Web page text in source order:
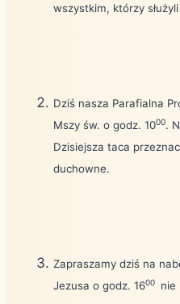
wszystkim, którzy
Dziś nasza Parafialna
Mszy św. o godz. 1000.
Dzisiejsza taca
duchowne.
Zapraszamy dziś na
Jezusa o godz. 1600 nie